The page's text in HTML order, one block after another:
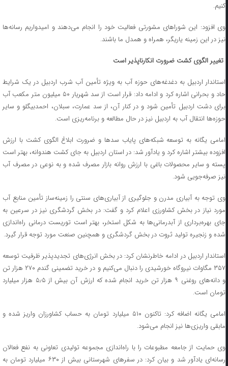
کنیم.
وی افزود: این شوراهای مشورتی فعالیت خود را انجام می‌دهند و امیدواریم رسانه‌ها
نیز در این زمینه یاریگر، همراه و همدل ما باشند.
تغییر الگوی کشت ضرورت انکارناپذیر است
استاندار اردبیل به دغدغه‌های حوزه آب به ویژه تأمین آب شرب اردبیل در یک شرایط
حاد و بحرانی اشاره کرد و ادامه داد: قرار است از سد شهریار ۵۰ میلیون متر مکعب آب
برای دشت اردبیل تأمین شود و در کنار آن، از سد عمارت، سبلان، احمدبیگلو و سایر
حوزه‌ها انتقال آب به اردبیل نیز در حال مطالعه و برنامه‌ریزی است.
امامی یگانه به توسعه شبکه‌های پایاب سدها و ضرورت ابلاغ الگوی کشت با ارزش
افزوده بیشتر اشاره کرد و یادآور شد: در استان اردبیل به جای کشت هندوانه، بهتر است
پسته و سایر محصولات باغی با ارزش روانه بازار مصرف شده و به نوعی در مصرف آب
نیز صرفه‌جویی شود.
وی توجه به آبیاری مدرن و جلوگیری از آبیاری‌های سنتی را زمینه‌ساز تأمین منابع آب
مورد نیاز در بخش کشاورزی اعلام کرد و گفت: در بخش گردشگری نیز در سرعین به
جای بهره‌برداری از آبدرمانی‌ها به شکل استخر، بهتر است توریست درمانی راه‌اندازی
شده و زنجیره تولید ثروت در بخش گردشگری و همچنین صنعت مورد توجه قرار گیرد.
استاندار اردبیل در ادامه خاطرنشان کرد: در بخش انرژی‌های تجدیدپذیر ظرفیت توسعه
۳۵۷ مگاوات نیروگاه خورشیدی را دنبال می‌‌کنیم و در خرید تضمینی گندم ۲۷۰ هزار تن
و دانه‌های روغنی ۹ هزار تن خرید انجام شده که ارزش آن بیش از ۵٫۵ هزار میلیارد
تومان است.
امامی یگانه اضافه کرد: تاکنون ۵۱۰ میلیارد تومان به حساب کشاورزان واریز شده و
مابقی واریزی‌ها نیز انجام می‌شود.
وی حمایت از جامعه مطبوعات را با راه‌اندازی مجموعه تولیدی تعاونی به نفع فعالان
رسانه‌ای یادآور شد و بیان کرد: در سفرهای شهرستانی بیش از ۶۳۰ میلیارد تومان به